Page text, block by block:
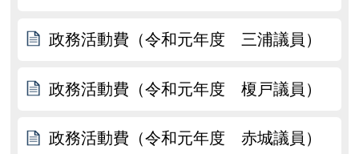
政務活動費（令和元年度 三浦議員）
政務活動費（令和元年度 榎戸議員）
政務活動費（令和元年度 赤城議員）